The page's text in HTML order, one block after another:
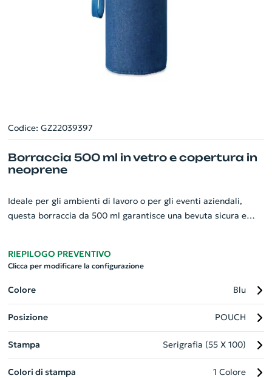
Codice: GZ22039397
Borraccia 500 ml in vetro e copertura in
neoprene
Ideale per gli ambienti di lavoro o per gli eventi aziendali,
questa borraccia da 500 ml garantisce una bevuta sicura e
sue dimensioni di Ø6X22CM, la borraccia è progettata per
adatta per bevande gassate ed effervescenti. Un gadget
personalizzato perfetto per promuovere la tua azienda e
incoraggiare uno stile di vita sano.
RIEPILOGO PREVENTIVO
Clicca per modificare la configurazione
Colore Blu
Posizione POUCH
Stampa Serigrafia (55 X 100)
Colori di stampa 1 Colore